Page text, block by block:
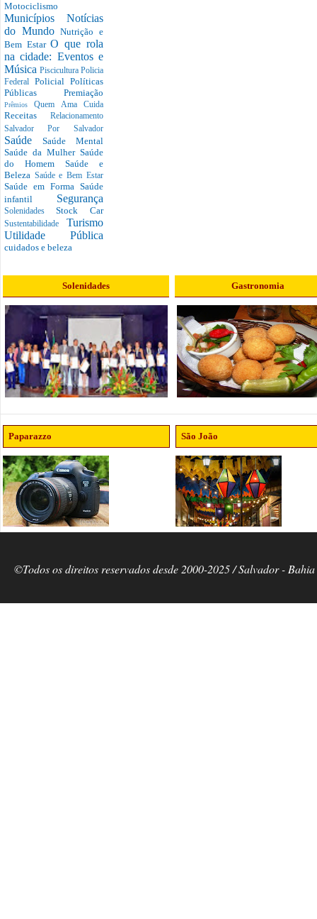
Motociclismo
Municípios Notícias
do MundoNutrição e
Bem EstarO que rola
na cidade: Eventos e
Música Piscicultura Policia
Federal Policial Políticas
Públicas Premiação
PrêmiosQuem Ama Cuida
Receitas Relacionamento
Salvador Por Salvador
Saúde Saúde Mental
Saúde da Mulher Saúde
do Homem Saúde e
Beleza Saúde e Bem Estar
Saúde em Forma Saúde
infantil Segurança
SolenidadesStock Car
Sustentabilidade Turismo
Utilidade Pública
cuidados e beleza
Solenidades Gastronomia
Paparazzo São João
©Todos os direitos reservados desde 2000-2025 / Salvador -